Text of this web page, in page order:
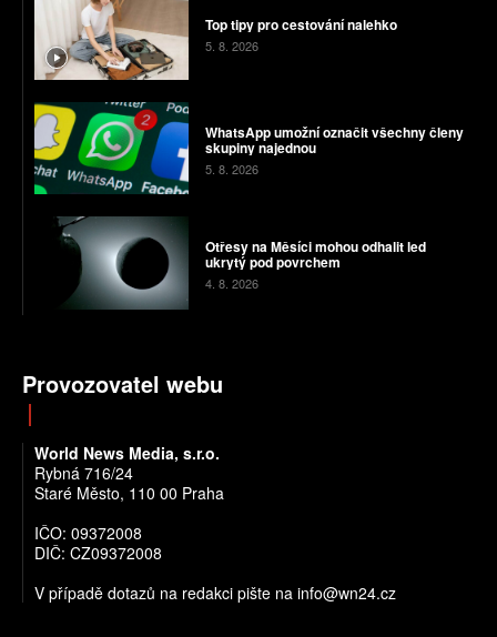
Top tipy pro cestování nalehko
5. 8. 2026
WhatsApp umožní označit všechny členy
skupiny najednou
5. 8. 2026
Otřesy na Měsíci mohou odhalit led
ukrytý pod povrchem
4. 8. 2026
Provozovatel webu
World News Media, s.r.o.
Rybná 716/24
Staré Město, 110 00 Praha
IČO: 09372008
DIČ: CZ09372008
V případě dotazů na redakci pište na info@wn24.cz